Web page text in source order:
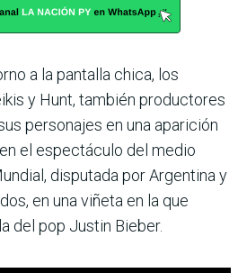
a la pantalla chica, los
y Hunt, también productores
personajes en una aparición
el espectáculo del medio
disputada por Argentina y
en una viñeta en la que
del pop Justin Bieber.